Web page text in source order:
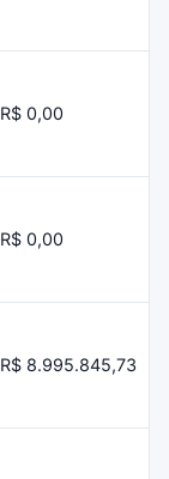
R$ 0,00
R$ 0,00
R$ 8.995.845,73